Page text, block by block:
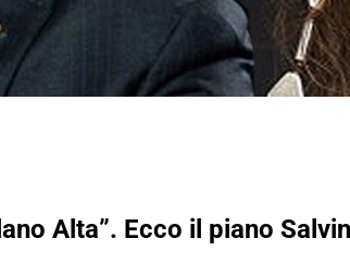
Alta”. Ecco il piano